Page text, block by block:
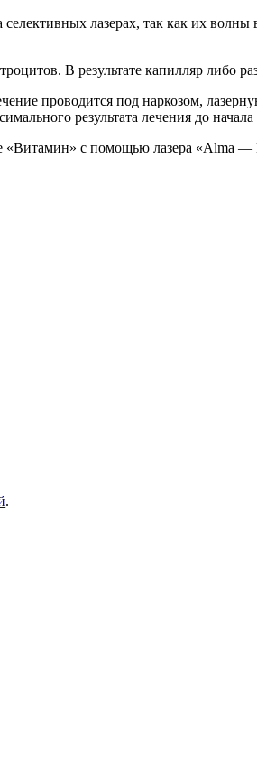
лазерах, так как их волны
В результате капилляр либо
проводится под наркозом,
результата лечения до
«Витамин» с помощью лазера «Alma
.